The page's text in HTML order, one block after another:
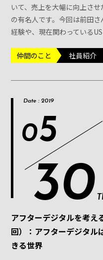
いて、売上を大幅に向上さ
の有名人です。今回は前田
経験や、現在関わっている
仲間のこと 社員紹介
Date : 2019
05
30
アフターデジタルを考え
回）：アフターデジタル
きる世界